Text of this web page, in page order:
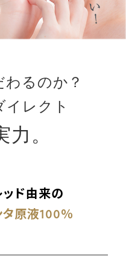
るのか？
レクト
。
ド由来の
タ原液100％